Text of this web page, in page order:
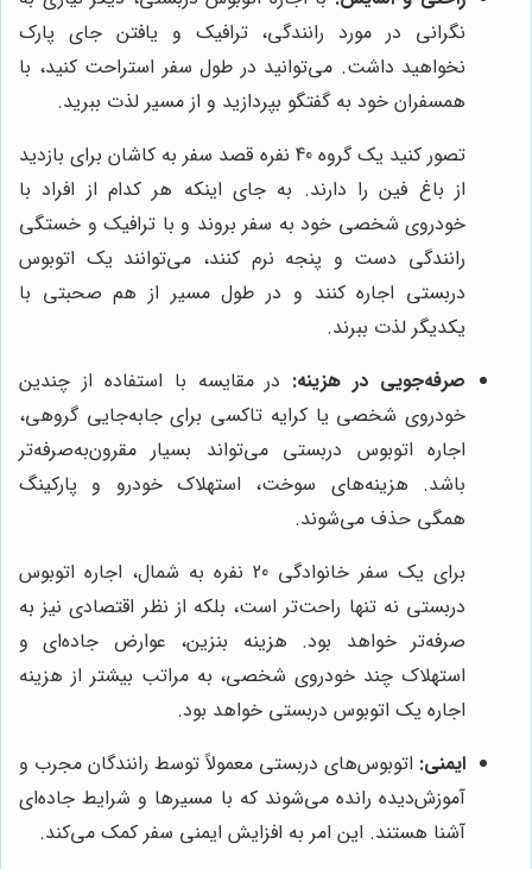
نگرانی در مورد رانندگی، ترافیک و یافتن جای پارک
نخواهید داشت. می‌توانید در طول سفر استراحت کنید، با
همسفران خود به گفتگو بپردازید و از مسیر لذت ببرید.
تصور کنید یک گروه 40 نفره قصد سفر به کاشان برای بازدید
از باغ فین را دارند. به جای اینکه هر کدام از افراد با
خودروی شخصی خود به سفر بروند و با ترافیک و خستگی
رانندگی دست و پنجه نرم کنند، می‌توانند یک اتوبوس
دربستی اجاره کنند و در طول مسیر از هم صحبتی با
یکدیگر لذت ببرند.
صرفه‌جویی در هزینه: در مقایسه با استفاده از چندین
خودروی شخصی یا کرایه تاکسی برای جابه‌جایی گروهی،
اجاره اتوبوس دربستی می‌تواند بسیار مقرون‌به‌صرفه‌تر
باشد. هزینه‌های سوخت، استهلاک خودرو و پارکینگ
همگی حذف می‌شوند.
برای یک سفر خانوادگی 20 نفره به شمال، اجاره اتوبوس
دربستی نه تنها راحت‌تر است، بلکه از نظر اقتصادی نیز به
صرفه‌تر خواهد بود. هزینه بنزین، عوارض جاده‌ای و
استهلاک چند خودروی شخصی، به مراتب بیشتر از هزینه
اجاره یک اتوبوس دربستی خواهد بود.
ایمنی: اتوبوس‌های دربستی معمولاً توسط رانندگان مجرب و
آموزش‌دیده رانده می‌شوند که با مسیرها و شرایط جاده‌ای
آشنا هستند. این امر به افزایش ایمنی سفر کمک می‌کند.